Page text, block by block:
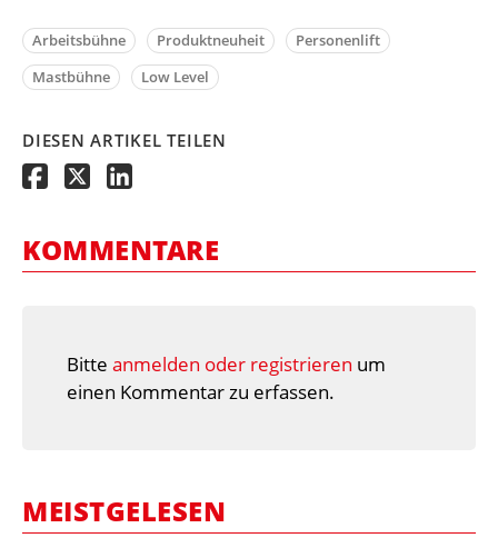
Arbeitsbühne Produktneuheit
Personenlift
Mastbühne
Low Level
DIESEN ARTIKEL TEILEN
KOMMENTARE
Bitte anmelden oder registrieren um
einen Kommentar zu erfassen.
MEISTGELESEN